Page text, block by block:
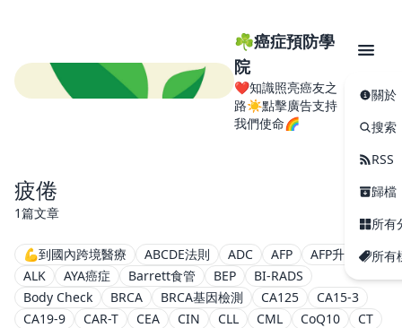
☘️癌症預防學
院
❤️知識照亮癌友之
路☀️點擊廣告支持
我們使命🌈
關於
搜索
RSS
歸檔
所有
所有
疲倦
1篇文章
💪到國內跨境醫療 ABCDE法則 ADC AFP
AFP升高
ALK
AYA癌症 Barrett食管 BEP
BI-RADS
Body Check
BRCA BRCA基因檢測 CA125
CA15-3
CA19-9
CAR-T CEA CIN CLL CML CoQ10
CT